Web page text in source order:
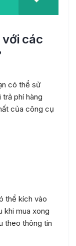
các
có thể sử
phí hàng
của công cụ
thể kích vào
khi mua xong
theo thông tin